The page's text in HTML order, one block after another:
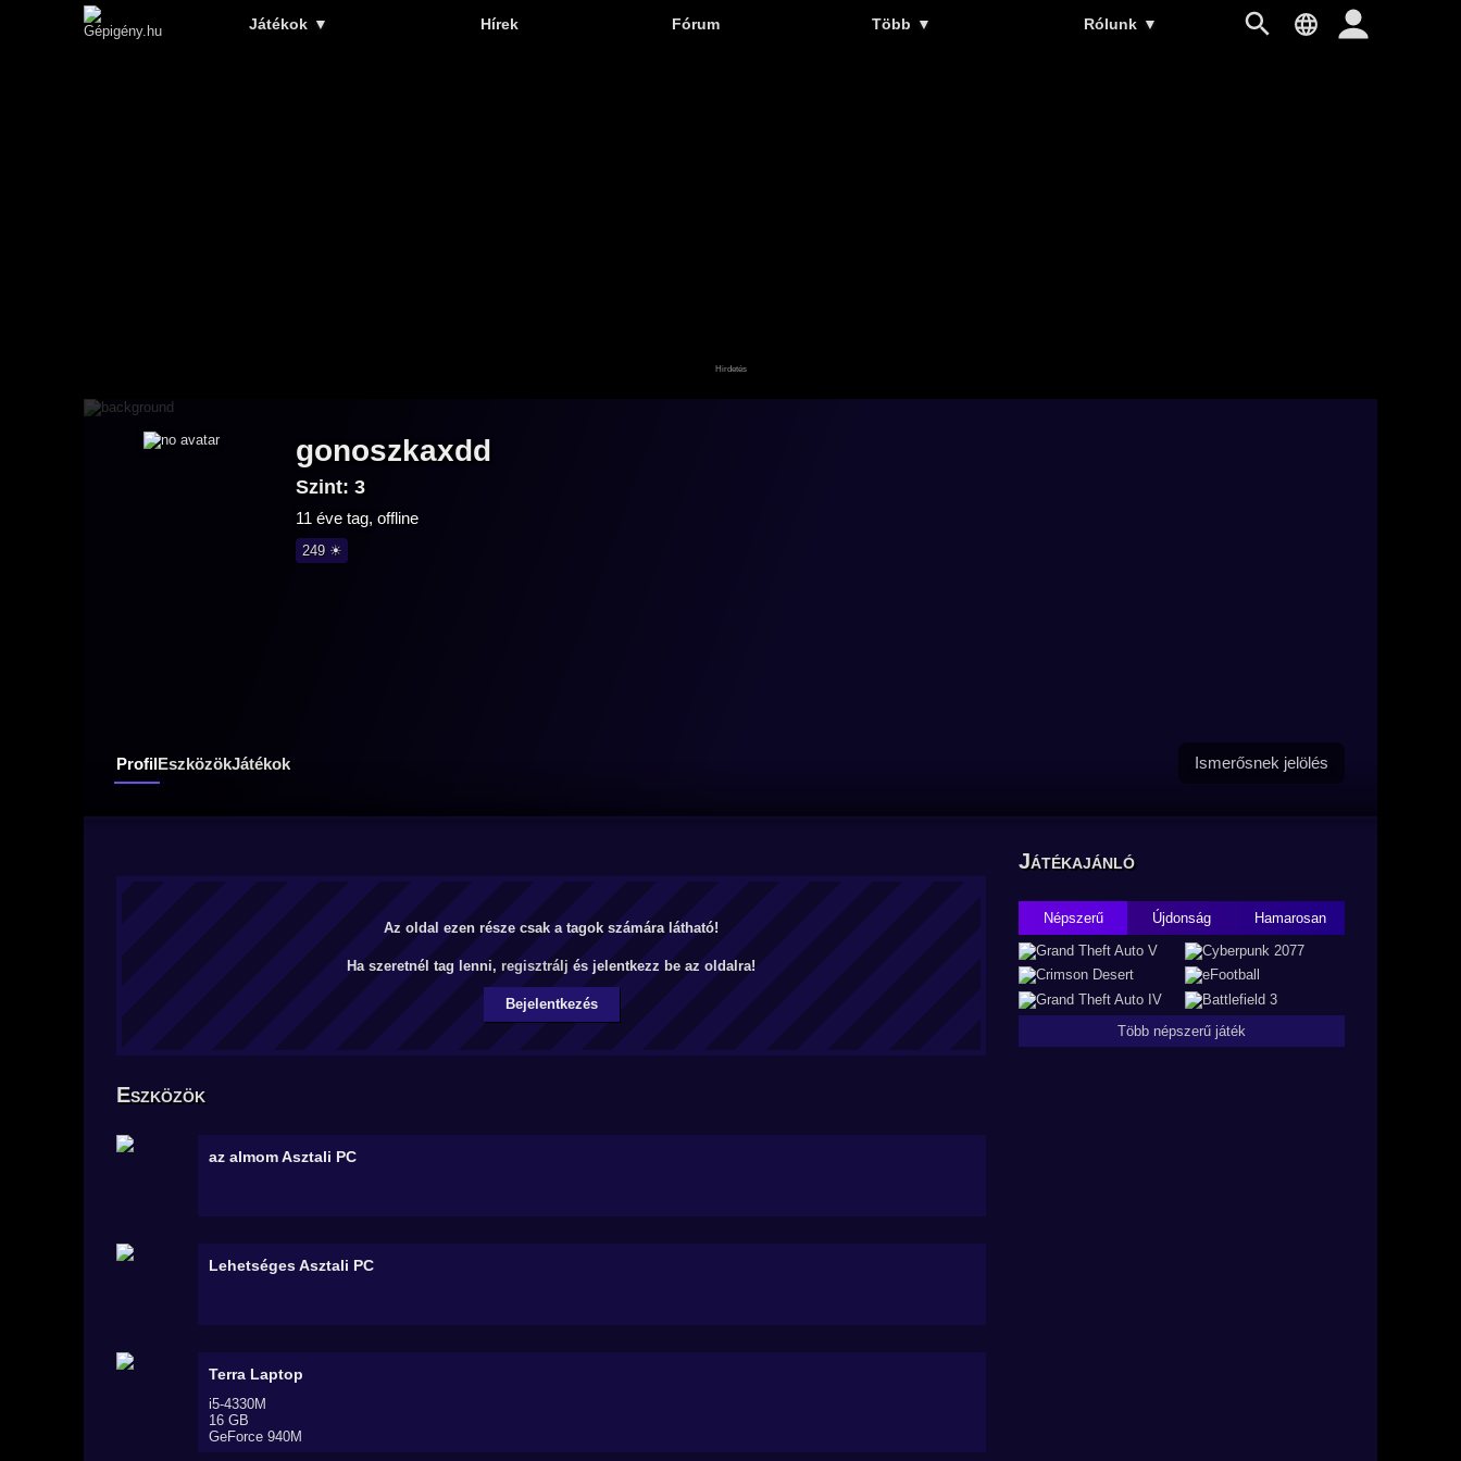
Játékok ▼ Hírek Fórum Több ▼ Rólunk ▼
gonoszkaxdd
Szint: 3
11 éve tag, offline
249 ☀
ProfilEszközökJátékok Ismerősnek jelölés
Az oldal ezen része csak a tagok számára látható!
Ha szeretnél tag lenni, regisztrálj és jelentkezz be az oldalra!
Bejelentkezés
Eszközök
az almomAsztali PC
LehetségesAsztali PC
Terra Laptop
i5-4330M
16 GB
GeForce 940M
Játékajánló
Népszerű Újdonság Hamarosan
Több népszerű játék